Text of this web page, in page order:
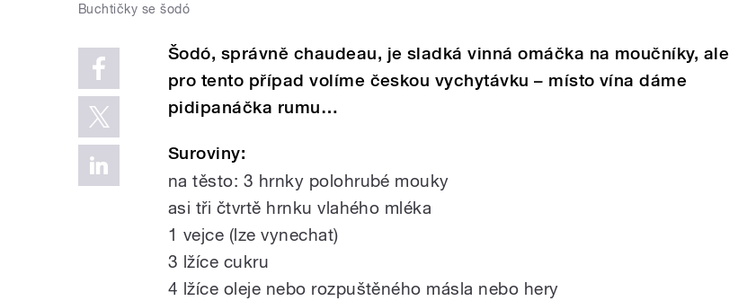
Buchtičky se šodó
Šodó, správně chaudeau, je sladká vinná omáčka na moučníky, ale
pro tento případ volíme českou vychytávku – místo vína dáme
pidipanáčka rumu…
Suroviny:
na těsto: 3 hrnky polohrubé mouky
asi tři čtvrtě hrnku vlahého mléka
1 vejce (lze vynechat)
3 lžíce cukru
4 lžíce oleje nebo rozpuštěného másla nebo hery